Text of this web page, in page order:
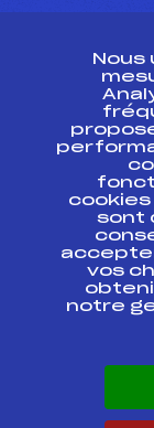
Ressources
Projet
Projet de
Pôle
Listes
Pôle vie
Carrières
Nous
cookies
sont
vos
notre